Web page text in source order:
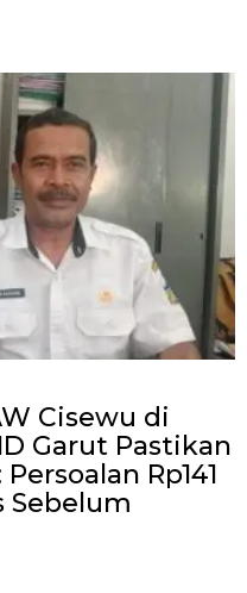
Cisewu di
Garut Pastikan
Rp141
Sebelum